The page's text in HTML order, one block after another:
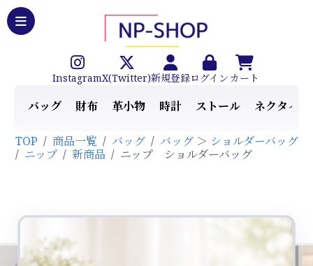
InstagramX(Twitter)新規登録ログイン カート
バッグ 財布 革小物 時計 ストール ネクタイ
TOP / 商品一覧 / バッグ / バッグ ＞ ショルダーバッグ
/ ニップ / 新商品 / ニップ ショルダーバッグ